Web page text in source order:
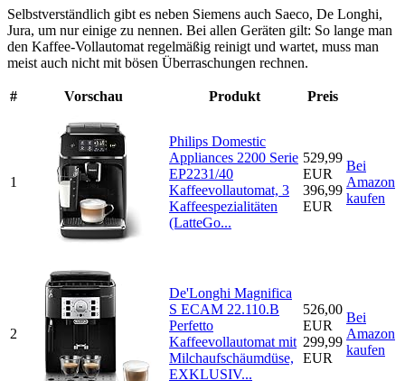
Selbstverständlich gibt es neben Siemens auch Saeco, De Longhi,
Jura, um nur einige zu nennen. Bei allen Geräten gilt: So lange man
den Kaffee-Vollautomat regelmäßig reinigt und wartet, muss man
meist auch nicht mit bösen Überraschungen rechnen.
# Vorschau Produkt Preis
1
Philips Domestic
Appliances 2200 Serie
EP2231/40
Kaffeevollautomat, 3
Kaffeespezialitäten
(LatteGo...
529,99
EUR
396,99
EUR
Bei
Amazon
kaufen
2
De'Longhi Magnifica
S ECAM 22.110.B
Perfetto
Kaffeevollautomat mit
Milchaufschäumdüse,
EXKLUSIV...
526,00
EUR
299,99
EUR
Bei
Amazon
kaufen